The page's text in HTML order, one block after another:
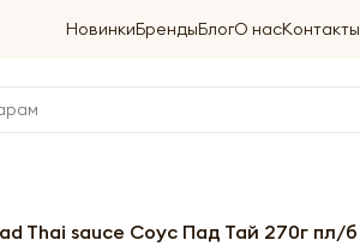
НовинкиБрендыБлогО насКонтакты
Thai sauce Соус Пад Тай 270г пл/б